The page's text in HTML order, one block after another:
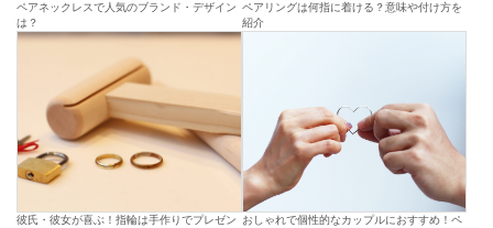
ペアネックレスで人気のブランド・デザイン
は？
ペアリングは何指に着ける？意味や付け方を
紹介
彼氏・彼女が喜ぶ！指輪は手作りでプレゼン
おしゃれで個性的なカップルにおすすめ！ペ